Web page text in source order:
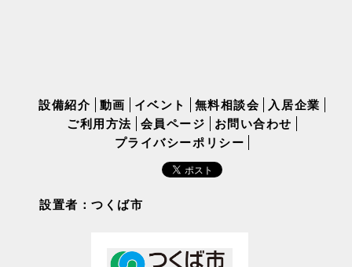
設備紹介 動画 イベント 無料相談会
入居企業
ご利用方法
会員ページ
お問い合わせ
プライバシーポリシー
設置者：つくば市